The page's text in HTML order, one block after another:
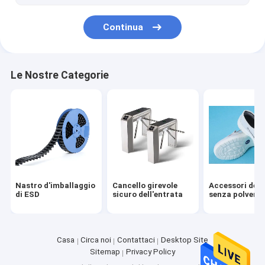
Continua
Le Nostre Categorie
Nastro d'imballaggio
di ESD
Cancello girevole
sicuro dell'entrata
Accessori del
senza polvere
Casa Circa noi Contattaci
Desktop Site
Sitemap
Privacy Policy